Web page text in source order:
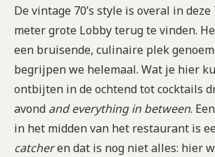
De vintage 70’s style is overal in
meter grote Lobby terug te vinden.
een bruisende, culinaire plek
begrijpen we helemaal. Wat je hier
ontbijten in de ochtend tot cocktails
avond and everything in between.
in het midden van het restaurant is
catcheren dat is nog niet alles: hier